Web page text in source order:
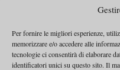
Per fornire le migliori esperienze,
memorizzare e/o accedere alle
tecnologie ci consentirà di elaborare
identificatori unici su questo sito. Il